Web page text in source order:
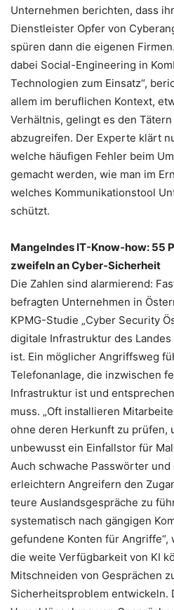
Unternehmen berichten, dass
Dienstleister Opfer von
spüren dann die eigenen
dabei Social-Engineering in
Technologien zum Einsatz“,
allem im beruflichen Kontext,
Verhältnis, gelingt es den Tätern
abzugreifen. Der Experte klärt
welche häufigen Fehler beim
gemacht werden, wie man im
welches Kommunikationstool
schützt.
Mangelndes IT-Know-how: 55
zweifeln an Cyber-Sicherheit
Die Zahlen sind alarmierend:
befragten Unternehmen in
KPMG-Studie „Cyber Security
digitale Infrastruktur des
ist. Ein möglicher Angriffsweg
Telefonanlage, die inzwischen
Infrastruktur ist und
muss. „Oft installieren
ohne deren Herkunft zu prüfen,
unbewusst ein Einfallstor für
Auch schwache Passwörter
erleichtern Angreifern den
teure Auslandsgespräche zu
systematisch nach gängigen
gefundene Konten für Angriffe“,
die weite Verfügbarkeit von KI
Mitschneiden von Gesprächen
Sicherheitsproblem entwickeln.